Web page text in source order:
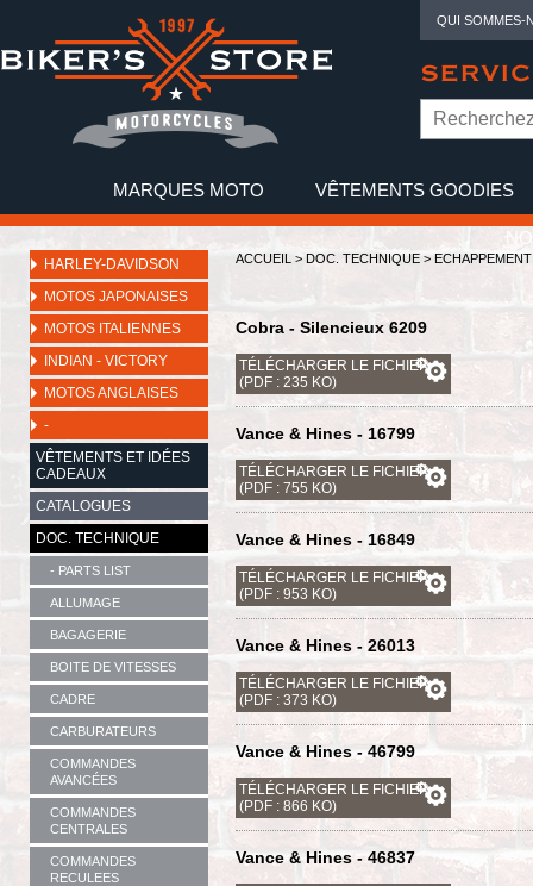
QUI SOMMES-
MARQUES MOTO VÊTEMENTS GOODIES
HARLEY-DAVIDSON
MOTOS JAPONAISES
MOTOS ITALIENNES
INDIAN - VICTORY
MOTOS ANGLAISES
-
VÊTEMENTS ET IDÉES
CADEAUX
CATALOGUES
DOC. TECHNIQUE
- PARTS LIST
ALLUMAGE
BAGAGERIE
BOITE DE VITESSES
CADRE
CARBURATEURS
COMMANDES
AVANCÉES
COMMANDES
CENTRALES
COMMANDES
RECULEES
ACCUEIL > DOC. TECHNIQUE > ECHAPPEMENT
Cobra - Silencieux 6209
TÉLÉCHARGER LE FICHIER
(PDF : 235 KO)
Vance & Hines - 16799
TÉLÉCHARGER LE FICHIER
(PDF : 755 KO)
Vance & Hines - 16849
TÉLÉCHARGER LE FICHIER
(PDF : 953 KO)
Vance & Hines - 26013
TÉLÉCHARGER LE FICHIER
(PDF : 373 KO)
Vance & Hines - 46799
TÉLÉCHARGER LE FICHIER
(PDF : 866 KO)
Vance & Hines - 46837